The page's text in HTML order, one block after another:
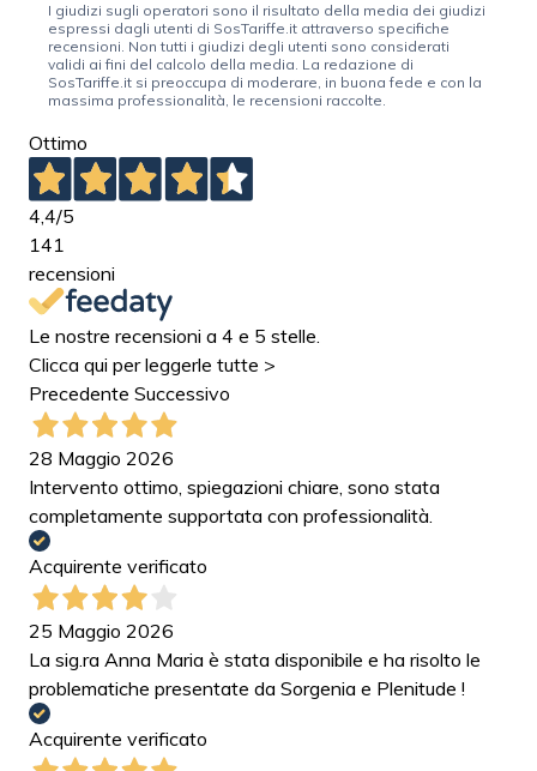
I giudizi sugli operatori sono il risultato della media dei giudizi
espressi dagli utenti di SosTariffe.it attraverso specifiche
recensioni. Non tutti i giudizi degli utenti sono considerati
validi ai fini del calcolo della media. La redazione di
SosTariffe.it si preoccupa di moderare, in buona fede e con la
massima professionalità, le recensioni raccolte.
Ottimo
4,4/5
141
recensioni
Le nostre recensioni a 4 e 5 stelle.
Clicca qui per leggerle tutte >
Precedente Successivo
28 Maggio 2026
Intervento ottimo, spiegazioni chiare, sono stata
completamente supportata con professionalità.
Acquirente verificato
25 Maggio 2026
La sig.ra Anna Maria è stata disponibile e ha risolto le
problematiche presentate da Sorgenia e Plenitude !
Acquirente verificato